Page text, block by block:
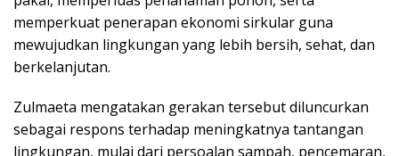
memperkuat penerapan ekonomi sirkular guna
mewujudkan lingkungan yang lebih bersih, sehat, dan
berkelanjutan.
Zulmaeta mengatakan gerakan tersebut diluncurkan
sebagai respons terhadap meningkatnya tantangan
lingkungan, mulai dari persoalan sampah, pencemaran,